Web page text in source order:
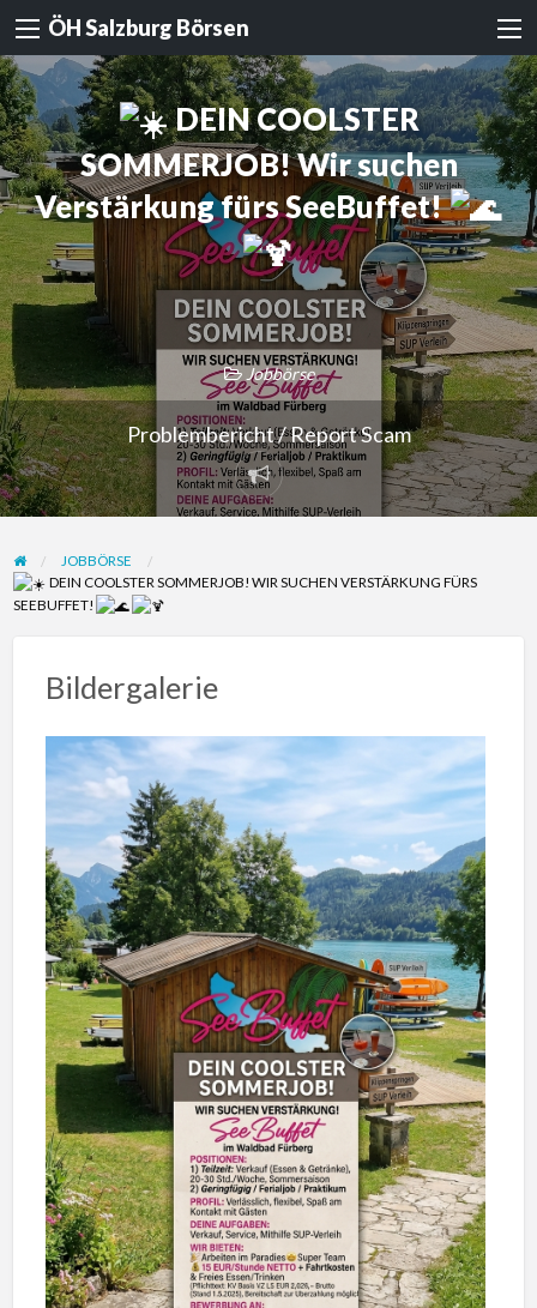
ÖH Salzburg Börsen
DEIN COOLSTER
SOMMERJOB! Wir suchen
Verstärkung fürs SeeBuffet!
Jobbörse
Problembericht / Report Scam
Problembericht
/
Scam
JOBBÖRSE
DEIN COOLSTER SOMMERJOB! WIR SUCHEN VERSTÄRKUNG FÜRS
SEEBUFFET!
Bildergalerie